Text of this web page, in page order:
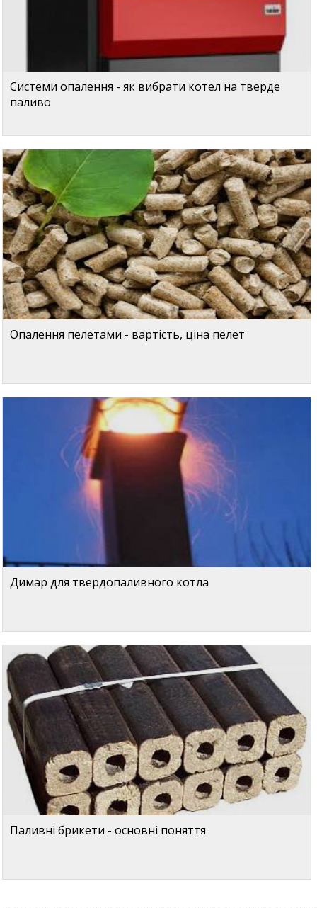
Системи опалення - як вибрати котел на тверде
паливо
Опалення пелетами - вартість, ціна пелет
Димар для твердопаливного котла
Паливні брикети - основні поняття